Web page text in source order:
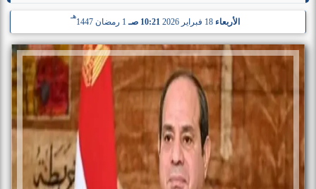
الأربعاء 10:21 صـ 1 رمضان 1447
هـ